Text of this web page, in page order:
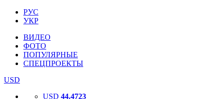
РУС
УКР
ВИДЕО
ФОТО
ПОПУЛЯРНЫЕ
СПЕЦПРОЕКТЫ
USD
USD 44.4723